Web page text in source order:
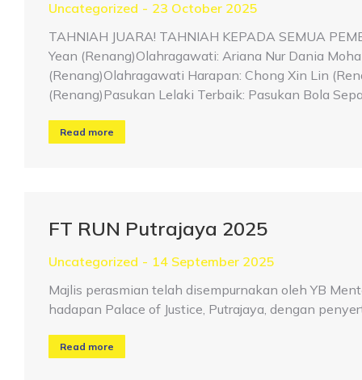
Uncategorized
23 October 2025
TAHNIAH JUARA! TAHNIAH KEPADA SEMUA
Yean (Renang)Olahragawati: Ariana Nur Dania
(Renang)Olahragawati Harapan: Chong Xin Lin
(Renang)Pasukan Lelaki Terbaik: Pasukan Bola
Read more
FT RUN Putrajaya 2025
Uncategorized
14 September 2025
Majlis perasmian telah disempurnakan oleh YB
hadapan Palace of Justice, Putrajaya, dengan
Read more